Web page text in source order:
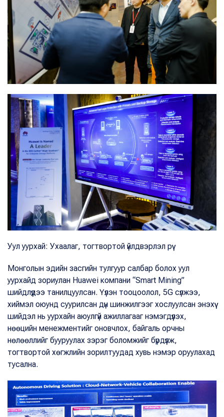
Уул уурхай: Ухаалаг, тогтвортой үйлдвэрлэл рүү
Монголын эдийн засгийн тулгуур салбар болох уул
уурхайд зориулан Huawei компани “Smart Mining”
шийдлүүдээ танилцуулсан. Үүлэн тооцоолол, 5G сүлжээ,
хиймэл оюунд суурилсан дүн шинжилгээг хослуулсан энэхүү
шийдэл нь уурхайн аюулгүй ажиллагааг нэмэгдүүлэх,
нөөцийн менежментийг оновчлох, байгаль орчны
нөлөөллийг бууруулах зэрэг боломжийг бүрдүүлж,
тогтвортой хөгжлийн зорилтуудад хувь нэмэр оруулахад
тусална.